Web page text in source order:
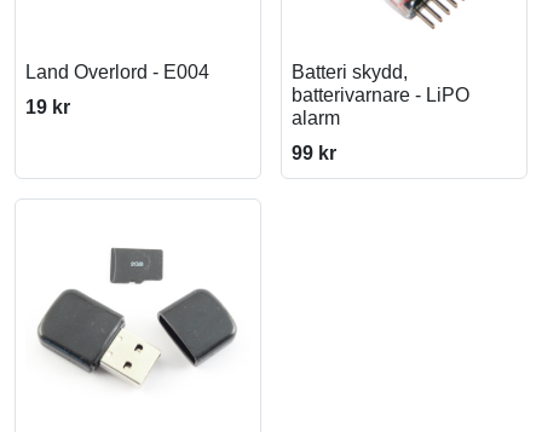
Land Overlord - E004
19 kr
Batteri skydd,
batterivarnare - LiPO
alarm
99 kr